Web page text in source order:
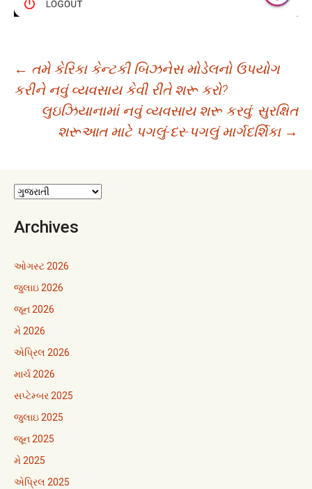
Post
navigation
← તમે કેરિકા કેન્ટકી બિઝનેસ મોડેલનો ઉપયોગ
કરીને નવું વ્યવસાય કેવી રીતે શરૂ કરો?
લુઇઝિયાનામાં નવું વ્યવસાય શરૂ કરવું: સુરક્ષિત
શરૂઆત માટે પગલું-દર-પગલું માર્ગદર્શિકા →
Archives
ઓગસ્ટ 2026
જુલાઇ 2026
જૂન 2026
મે 2026
એપ્રિલ 2026
માર્ચ 2026
સપ્ટેમ્બર 2025
જુલાઇ 2025
જૂન 2025
મે 2025
એપ્રિલ 2025